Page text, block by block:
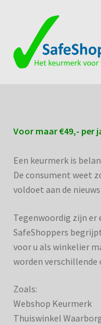
naar
navigatie
de
inhoud
HorecaHS
Over ons
RecreaInfo
Voor maar €49,- per
Een keurmerk is
De consument weet
voldoet aan de
Tegenwoordig zijn er
SafeShoppers
voor u als winkelier
worden verschillende
Zoals:
Webshop Keurmerk
Thuiswinkel